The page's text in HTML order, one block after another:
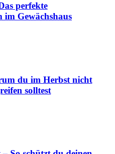
perfekte
im Gewächshaus
du im Herbst nicht
solltest